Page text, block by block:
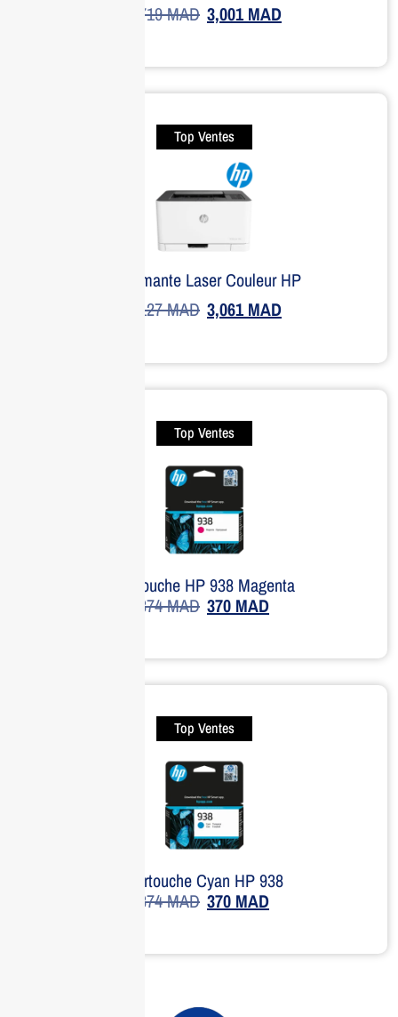
3,719MAD 3,001MAD
Top Ventes
Imprimante Laser Couleur HP
4,127MAD 3,061MAD
Top Ventes
Cartouche HP 938 Magenta
374MAD 370 MAD
Top Ventes
Cartouche Cyan HP 938
374MAD 370 MAD